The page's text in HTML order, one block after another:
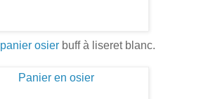
panier osier buff à liseret blanc.